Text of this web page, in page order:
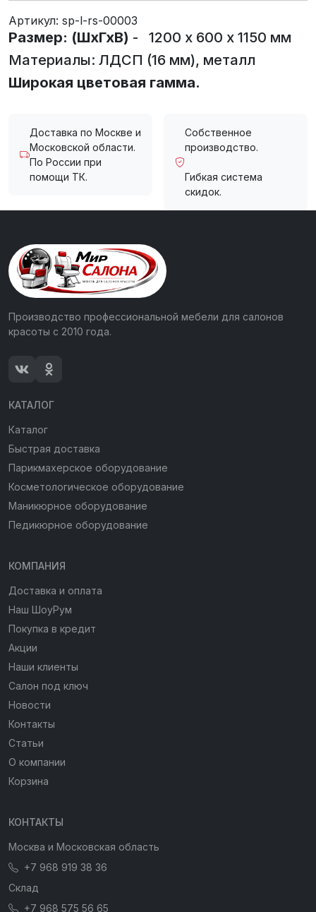
Артикул: sp-l-rs-00003
Размер: (ШхГхВ) - 1200 х 600 х 1150 мм
Материалы: ЛДСП (16 мм), металл
Широкая цветовая гамма.
Доставка по Москве и
Московской области.
По России при
помощи ТК.
Собственное
производство.
Гибкая система
скидок.
Производство профессиональной мебели для салонов
красоты с 2010 года.
КАТАЛОГ
Каталог
Быстрая доставка
Парикмахерское оборудование
Косметологическое оборудование
Маникюрное оборудование
Педикюрное оборудование
КОМПАНИЯ
Доставка и оплата
Наш ШоуРум
Покупка в кредит
Акции
Наши клиенты
Салон под ключ
Новости
Контакты
Статьи
О компании
Корзина
КОНТАКТЫ
Москва и Московская область
+7 968 919 38 36
Склад
+7 968 575 56 65